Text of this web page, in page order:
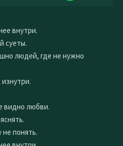
внутри.
суеты.
людей, где не нужно
изнутри.
видно любви.
не понять.